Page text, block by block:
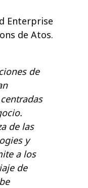
Enterprise
de Atos.
de
de las
y
a los
de